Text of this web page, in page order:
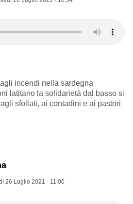
incendi nella sardegna
latitano la solidarietà dal basso si
sfollati, ai contadini e ai pastori
26 Luglio 2021 - 11:00